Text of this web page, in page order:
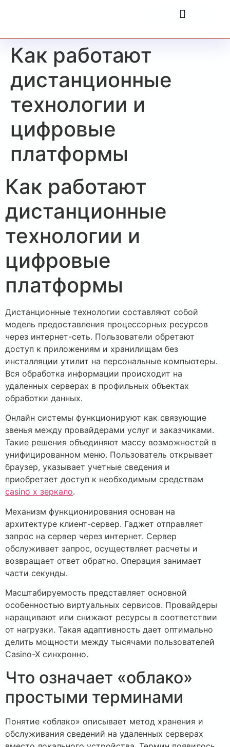
Как работают
дистанционные
технологии и
цифровые
платформы
Как работают
дистанционные
технологии и
цифровые
платформы
Дистанционные технологии составляют собой
модель предоставления процессорных ресурсов
через интернет-сеть. Пользователи обретают
доступ к приложениям и хранилищам без
инсталляции утилит на персональные компьютеры.
Вся обработка информации происходит на
удаленных серверах в профильных объектах
обработки данных.
Онлайн системы функционируют как связующие
звенья между провайдерами услуг и заказчиками.
Такие решения объединяют массу возможностей в
унифицированном меню. Пользователь открывает
браузер, указывает учетные сведения и
приобретает доступ к необходимым средствам
casino x зеркало.
Механизм функционирования основан на
архитектуре клиент-сервер. Гаджет отправляет
запрос на сервер через интернет. Сервер
обслуживает запрос, осуществляет расчеты и
возвращает ответ обратно. Операция занимает
части секунды.
Масштабируемость представляет основной
особенностью виртуальных сервисов. Провайдеры
наращивают или снижают ресурсы в соответствии
от нагрузки. Такая адаптивность дает оптимально
делить мощности между тысячами пользователей
Casino-X синхронно.
Что означает «облако»
простыми терминами
Понятие «облако» описывает метод хранения и
обслуживания сведений на удаленных серверах